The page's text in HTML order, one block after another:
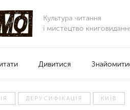
Культура читання
і мистецтво
Дивитися
ДЕРУСИФІКАЦІЯ КИЇВ